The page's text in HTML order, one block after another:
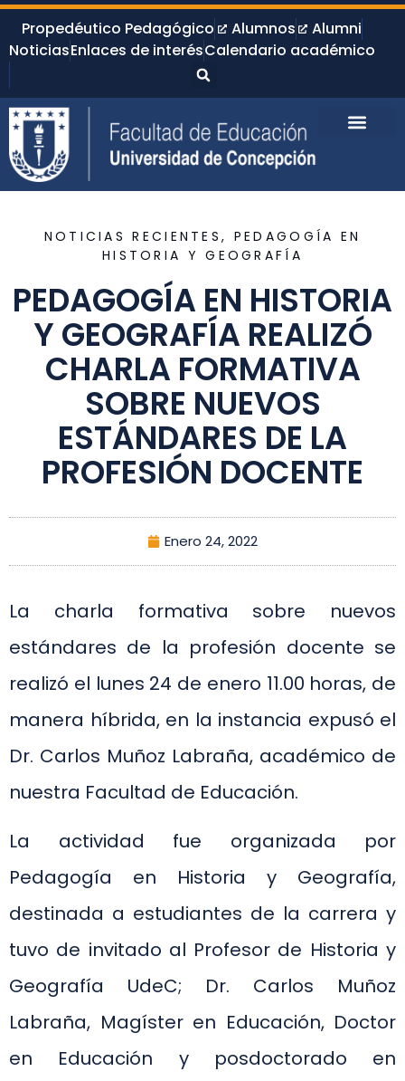
Propedéutico Pedagógico Alumnos
Alumni
NoticiasEnlaces de interésCalendario académico
NOTICIAS RECIENTES, PEDAGOGÍA EN
HISTORIA Y GEOGRAFÍA
PEDAGOGÍA EN HISTORIA
Y GEOGRAFÍA REALIZÓ
CHARLA FORMATIVA
SOBRE NUEVOS
ESTÁNDARES DE LA
PROFESIÓN DOCENTE
Enero 24, 2022
La charla formativa sobre nuevos
estándares de la profesión docente se
realizó el lunes 24 de enero 11.00 horas, de
manera híbrida, en la instancia expusó el
Dr. Carlos Muñoz Labraña, académico de
nuestra Facultad de Educación.
La actividad fue organizada por
Pedagogía en Historia y Geografía,
destinada a estudiantes de la carrera y
tuvo de invitado al Profesor de Historia y
Geografía UdeC; Dr. Carlos Muñoz
Labraña, Magíster en Educación, Doctor
en Educación y posdoctorado en